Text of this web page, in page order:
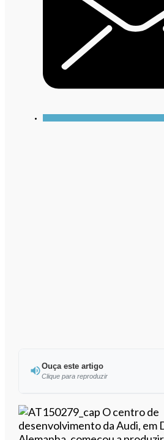
Ouça este artigo
Clique para reproduzir
Ouvir este
O centro de
desenvolvimento da Audi, em